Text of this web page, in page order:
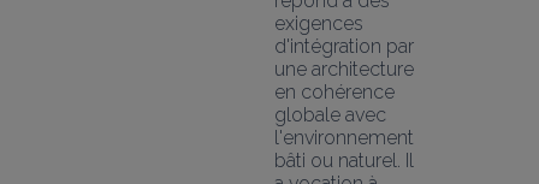
exigences
d'intégration par
une architecture
en cohérence
globale avec
l'environnement
bâti ou naturel. Il